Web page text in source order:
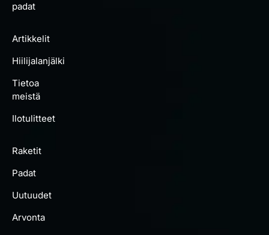
padat
Artikkelit
Hiilijalanjälki
Tietoa
meistä
Ilotulitteet
Raketit
Padat
Uutuudet
Arvonta